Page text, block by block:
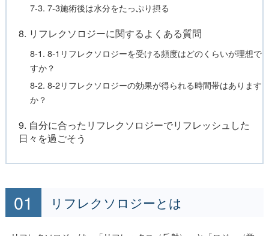
7-3. 7-3施術後は水分をたっぷり摂る
8. リフレクソロジーに関するよくある質問
8-1. 8-1リフレクソロジーを受ける頻度はどのくらいが理想で
すか？
8-2. 8-2リフレクソロジーの効果が得られる時間帯はあります
か？
9. 自分に合ったリフレクソロジーでリフレッシュした
日々を過ごそう
リフレクソロジーとは